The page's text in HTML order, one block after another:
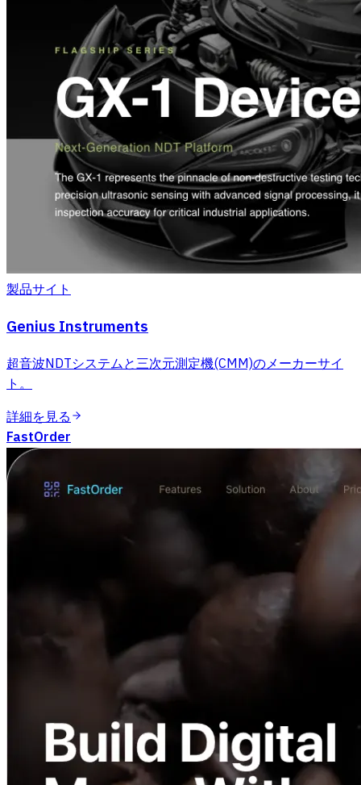
製品サイト
Genius Instruments
超音波NDTシステムと三次元測定機(CMM)のメーカーサイ
ト。
詳細を見る
FastOrder